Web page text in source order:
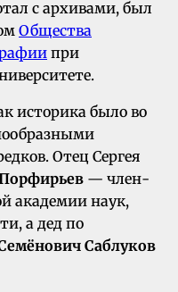
с архивами, был
Общества
при
историка было во
Отец Сергея
— член-
академии наук,
а дед по
Саблуков